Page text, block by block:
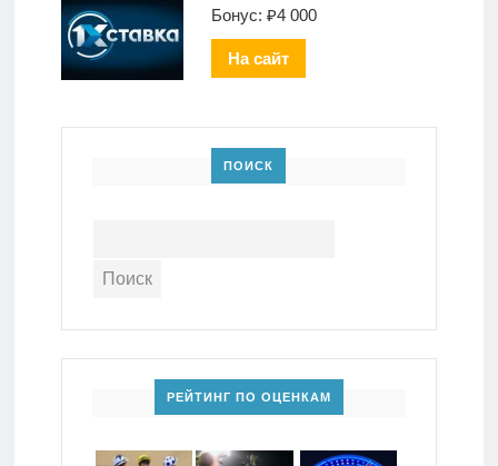
Бонус: ₽4 000
На сайт
ПОИСК
РЕЙТИНГ ПО ОЦЕНКАМ